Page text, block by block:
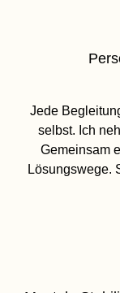
Jede
selbst. Ich
Gemeinsam
Lösungswege.